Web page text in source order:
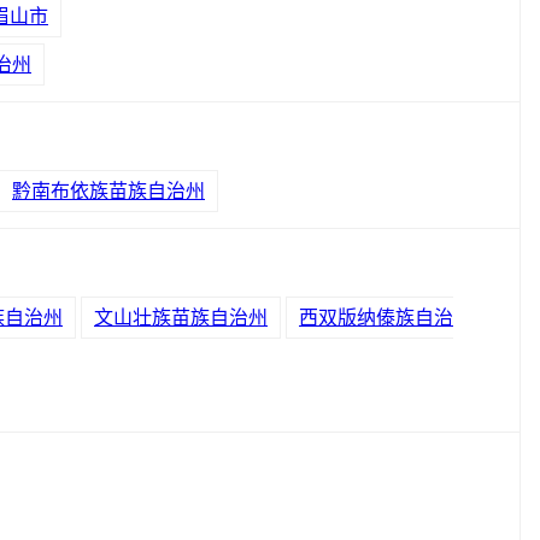
山市
州
黔南布依族苗族自治州
治州 文山壮族苗族自治州 西双版纳傣族自治